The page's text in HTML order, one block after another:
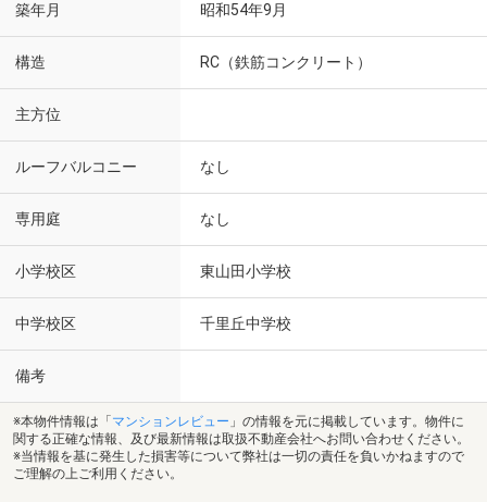
築年月 昭和54年9月
構造 RC（鉄筋コンクリート）
主方位
ルーフバルコニー なし
専用庭 なし
小学校区 東山田小学校
中学校区 千里丘中学校
備考
※本物件情報は「 マンションレビュー 」の情報を元に掲載しています。物件に
関する正確な情報、及び最新情報は取扱不動産会社へお問い合わせください。
※当情報を基に発生した損害等について弊社は一切の責任を負いかねますので
ご理解の上ご利用ください。